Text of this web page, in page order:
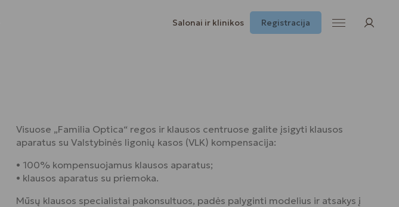
Salonai ir klinikos Registracija
Visuose „Familia Optica“ regos ir klausos centruose galite įsigyti klausos
aparatus su Valstybinės ligonių kasos (VLK) kompensacija:
• 100% kompensuojamus klausos aparatus;
• klausos aparatus su priemoka.
Mūsų klausos specialistai pakonsultuos, padės palyginti modelius ir atsakys į